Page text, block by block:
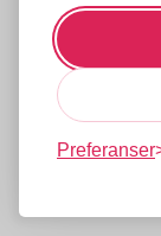
Preferanser